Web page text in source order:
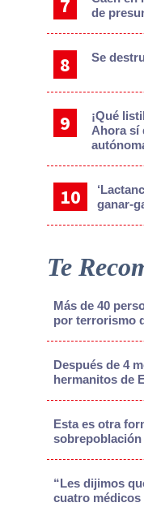
de
Se
¡Qué
Ahora sí
ganar-
Te
Más de 40
por terrorismo
Después de 4
hermanitos de
Esta es otra
sobrepoblación
“Les dijimos
cuatro médicos